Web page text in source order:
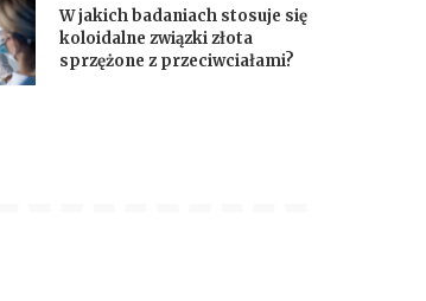
W jakich badaniach stosuje się
koloidalne związki złota
sprzężone z przeciwciałami?